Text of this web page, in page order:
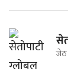
जेठ